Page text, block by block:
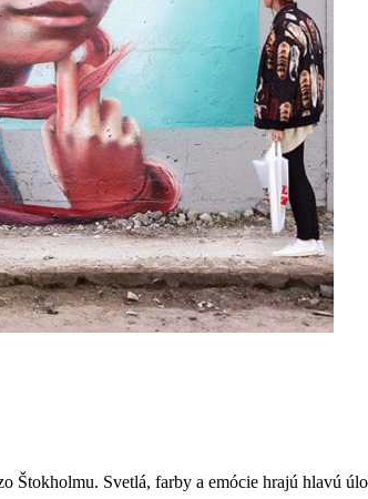
Štokholmu. Svetlá, farby a emócie hrajú hlavú